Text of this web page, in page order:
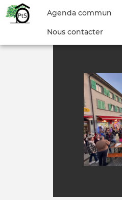
Menu
compte
l'utilisateur
Agenda commun
Nous contacter